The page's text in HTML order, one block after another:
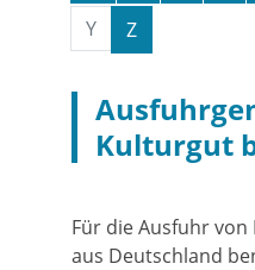
Y
Z
Kulturgut
Für die Ausfuhr
aus Deutschland